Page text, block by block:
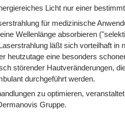
Licht nur einer
für medizinische
Wellenlänge absorbieren
läßt sich vorteilhaft in
heutzutage eine besonders
störender Hautveränderungen,
durchgeführt werden.
zu optimieren,
Gruppe.